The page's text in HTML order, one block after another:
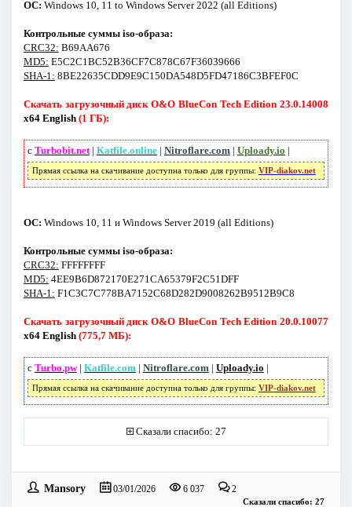
ОС: Windows 10, 11 to Windows Server 2022 (all Editions)
Контрольные суммы iso-образа:
CRC32: B69AA676
MD5: E5C2C1BC52B36CF7C878C67F36039666
SHA-1: 8BE22635CDD9E9C150DA548D5FD47186C3BFEF0C
Скачать загрузочный диск O&O BlueCon Tech Edition 23.0.14008
x64 English(1 ГБ):
с Turbobit.net| Katfile.online| Nitroflare.com| Uploady.io |
Прямая ссылка на скачивание доступна только для группы: VIP-diakov.net
ОС: Windows 10, 11 и Windows Server 2019 (all Editions)
Контрольные суммы iso-образа:
CRC32: FFFFFFFF
MD5: 4EE9B6D872170E271CA65379F2C51DFF
SHA-1: F1C3C7C778BA7152C68D282D9008262B9512B9C8
Скачать загрузочный диск O&O BlueCon Tech Edition 20.0.10077
x64 English(775,7 МБ):
с Turbo.pw| Katfile.com| Nitroflare.com| Uploady.io |
Прямая ссылка на скачивание доступна только для группы: VIP-diakov.net
Сказали спасибо: 27
Mansory 03/01/2026 6 037 2
Сказали спасибо: 27